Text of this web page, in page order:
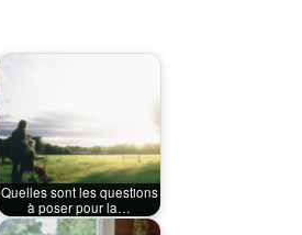
Quelles sont les questions
à poser pour la…